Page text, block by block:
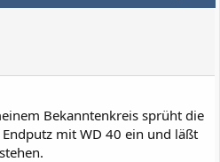
Bekanntenkreis sprüht die
mit WD 40 ein und läßt